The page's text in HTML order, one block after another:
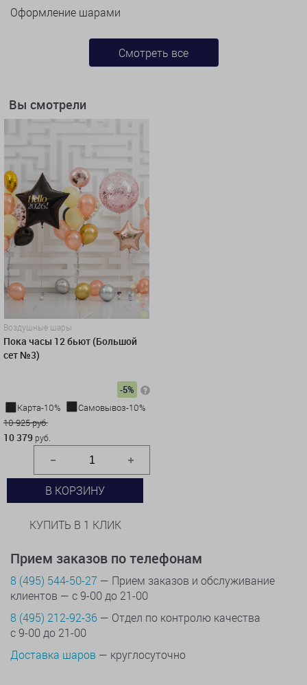
Оформление шарами
Смотреть все
Вы смотрели
Воздушные шары
Пока часы 12 бьют (Большой
сет №3)
-5%
Карта-10%
Самовывоз-10%
10 925 руб.
10 379 руб.
В КОРЗИНУ
КУПИТЬ В 1 КЛИК
Прием заказов по телефонам
8 (495) 544-50-27 — Прием заказов и обслуживание
клиентов — с 9-00 до 21-00
8 (495) 212-92-36 — Отдел по контролю качества
с 9-00 до 21-00
Доставка шаров — круглосуточно